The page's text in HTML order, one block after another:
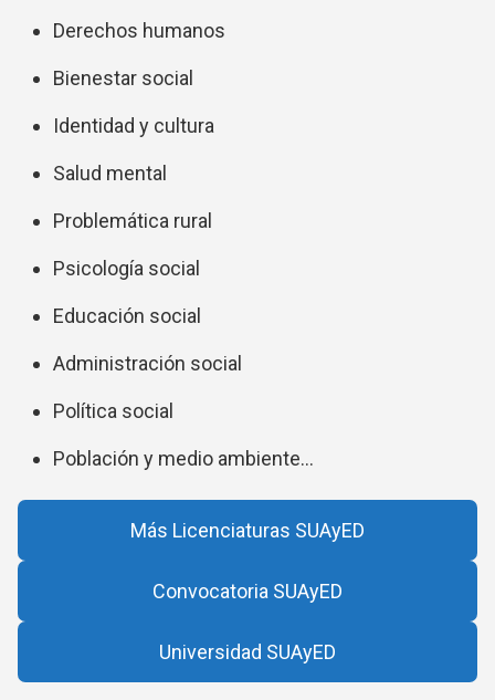
Derechos humanos
Bienestar social
Identidad y cultura
Salud mental
Problemática rural
Psicología social
Educación social
Administración social
Política social
Población y medio ambiente…
Más Licenciaturas SUAyED
Convocatoria SUAyED
Universidad SUAyED